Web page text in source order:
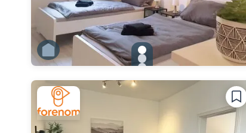
gallery.slide_selector
Zu Slide 1 wechseln
Zu Slide 2 wechseln
Zu Slide 5 wechseln